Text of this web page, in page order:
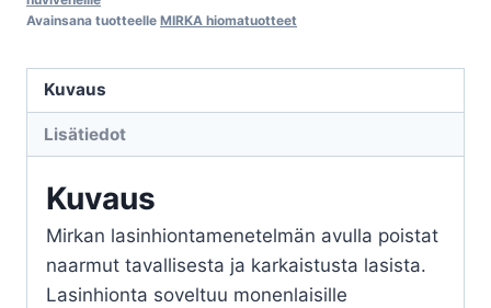
Avainsana tuotteelle MIRKA hiomatuotteet
Kuvaus
Lisätiedot
Kuvaus
Mirkan lasinhiontamenetelmän avulla poistat
naarmut tavallisesta ja karkaistusta lasista.
Lasinhionta soveltuu monenlaisille